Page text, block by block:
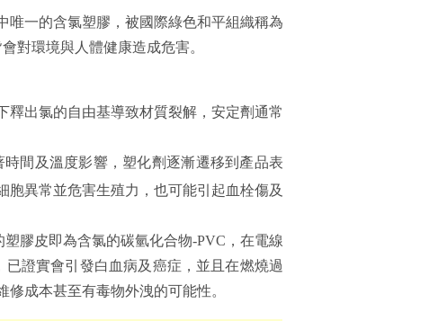
唯一的含氯塑膠，被國際綠色和平組織稱為
對環境與人體健康造成危害。
釋出氯的自由基導致材質裂解，安定劑通常
間及溫度影響，塑化劑逐漸遷移到產品表
胞異常並危害生殖力，也可能引起血栓傷及
膠皮即為含氯的碳氫化合物-PVC，在電線
證實會引發白血病及癌症，並且在燃燒過
成本甚至有毒物外洩的可能性。